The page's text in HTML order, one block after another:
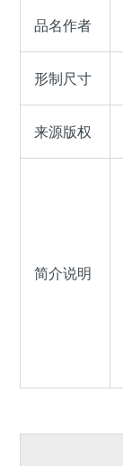
品名作者
形制尺寸
来源版权
简介说明